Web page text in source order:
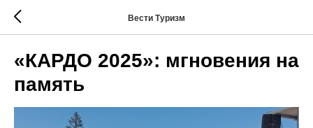
Вести Туризм
«КАРДО 2025»: мгновения на
память